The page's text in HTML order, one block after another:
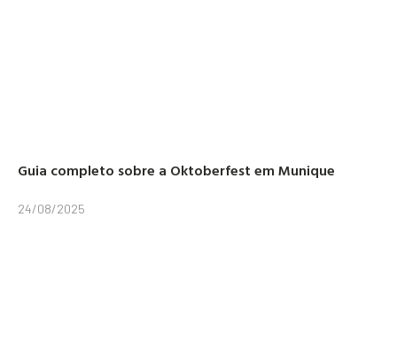
Guia completo sobre a Oktoberfest em Munique
24/08/2025